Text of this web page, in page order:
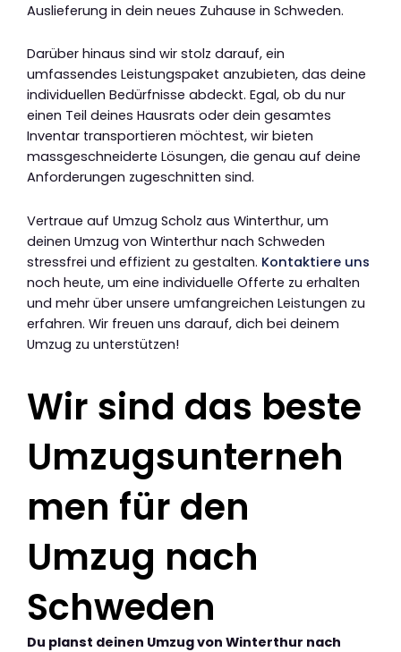
Auslieferung in dein neues Zuhause in Schweden.
Darüber hinaus sind wir stolz darauf, ein
umfassendes Leistungspaket anzubieten, das deine
individuellen Bedürfnisse abdeckt. Egal, ob du nur
einen Teil deines Hausrats oder dein gesamtes
Inventar transportieren möchtest, wir bieten
massgeschneiderte Lösungen, die genau auf deine
Anforderungen zugeschnitten sind.
Vertraue auf Umzug Scholz aus Winterthur, um
deinen Umzug von Winterthur nach Schweden
stressfrei und effizient zu gestalten. Kontaktiere uns
noch heute, um eine individuelle Offerte zu erhalten
und mehr über unsere umfangreichen Leistungen zu
erfahren. Wir freuen uns darauf, dich bei deinem
Umzug zu unterstützen!
Wir sind das beste
Umzugsunterneh
men für den
Umzug nach
Schweden
Du planst deinen Umzug von Winterthur nach